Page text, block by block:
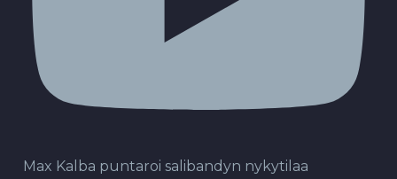
Max Kalba puntaroi salibandyn nykytilaa